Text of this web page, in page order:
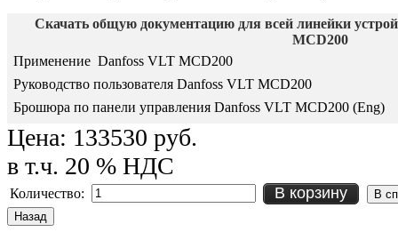
Скачать общую документацию для всей линейки
MCD200
Применение Danfoss VLT MCD200
Руководство пользователя Danfoss VLT MCD200
Брошюра по панели управления Danfoss VLT MCD200 (Eng)
Цена: 133530 руб.
в т.ч. 20 % НДС
Количество: В корзину